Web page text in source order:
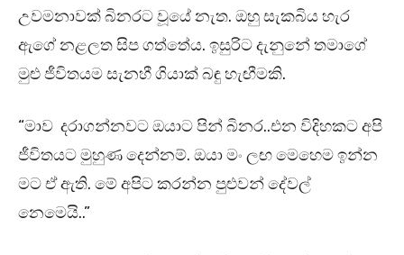
උවමනාවක් බිනරට වූයේ නැත. ඔහු සැකබිය හැර
ඇගේ නළලත සිප ගත්තේය. ඉසුරිට දැනුනේ තමාගේ
මුළු ජීවිතයම සැනහී ගියාක් බඳු හැඟීමකි.
“මාව දරාගන්නවට ඔයාට පින් බිනර..එන විදිහකට අපි
ජීවිතයට මුහුණ දෙන්නම්. ඔයා මං ලඟ මෙහෙම ඉන්න
මට ඒ ඇති. මේ අපිට කරන්න පුළුවන් දේවල්
නෙමෙයි..”